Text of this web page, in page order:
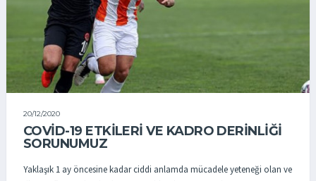
20/12/2020
COVID-19 ETKILERI VE KADRO DERINLIĞI
SORUNUMUZ
Yaklaşık 1 ay öncesine kadar ciddi anlamda mücadele yeteneği olan ve